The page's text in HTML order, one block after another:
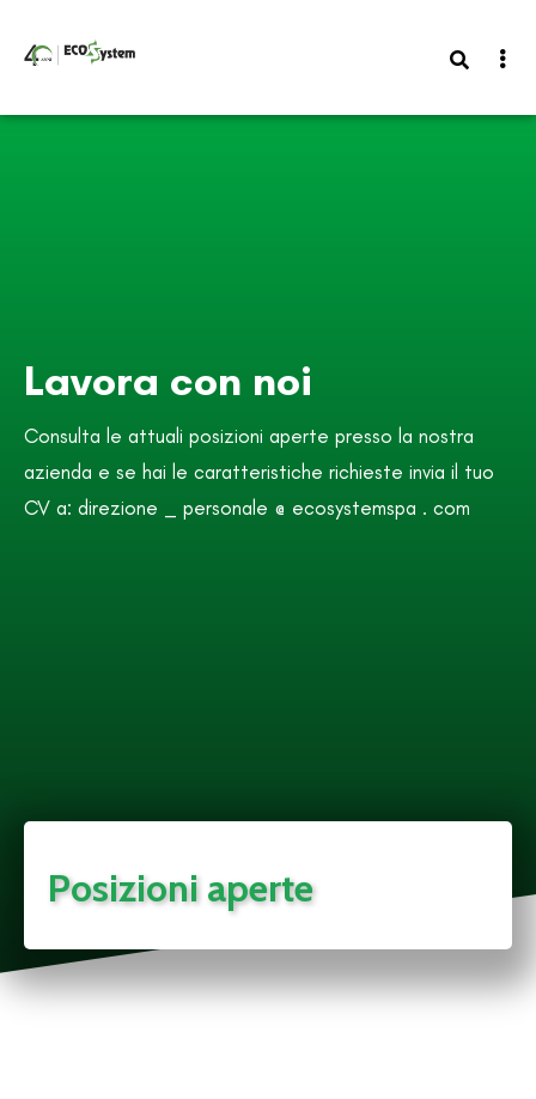
Lavora con noi
Consulta le attuali posizioni aperte presso la nostra
azienda e se hai le caratteristiche richieste invia il tuo
CV a: direzione _ personale @ ecosystemspa . com
Posizioni aperte